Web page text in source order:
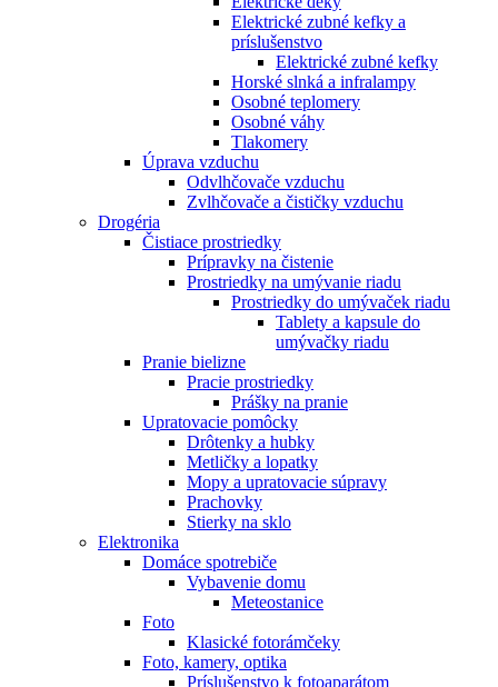
Elektrické zubné kefky a
príslušenstvo
Elektrické zubné kefky
Horské slnká a infralampy
Osobné teplomery
Osobné váhy
Tlakomery
Úprava vzduchu
Odvlhčovače vzduchu
Zvlhčovače a čističky vzduchu
Drogéria
Čistiace prostriedky
Prípravky na čistenie
Prostriedky na umývanie riadu
Prostriedky do umývaček riadu
Tablety a kapsule do
umývačky riadu
Pranie bielizne
Pracie prostriedky
Prášky na pranie
Upratovacie pomôcky
Drôtenky a hubky
Metličky a lopatky
Mopy a upratovacie súpravy
Prachovky
Stierky na sklo
Elektronika
Domáce spotrebiče
Vybavenie domu
Meteostanice
Foto
Klasické fotorámčeky
Foto, kamery, optika
Príslušenstvo k fotoaparátom